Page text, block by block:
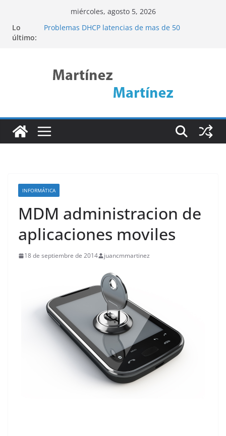
contenido
miércoles, agosto 5, 2026
Lo
último:
Problemas DHCP latencias de mas de 50
Descubre ncdu: La Herramienta de Linux para
Analizar el Uso del Disco de Forma Eficiente
INFORMÁTICA
MDM administracion de
aplicaciones moviles
18 de septiembre de 2014 juancmmartinez